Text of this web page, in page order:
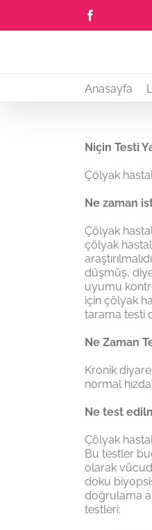
content
Anasayfa
Niçin Testi
Çölyak
Ne zaman
Çölyak
çölyak
düşmüş,
uyumu
için çölyak
tarama testi
Ne Zaman
Kronik
normal
Ne test
Çölyak
Bu testler
olarak
doku
doğrulama
testleri: